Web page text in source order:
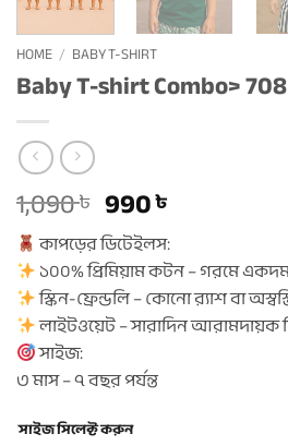
HOME / BABY T-SHIRT
Baby T-shirt Combo> 708
1,090৳ Original
price
was:
1,090 ৳ .
990৳
price
is:
990 ৳ .
কাপড়ের ডিটেইলস:
১০০% প্রিমিয়াম কটন – গরমে
স্কিন-ফ্রেন্ডলি – কোনো র‍্যাশ বা
লাইটওয়েট – সারাদিন
সাইজ:
৩ মাস – ৭ বছর পর্যন্ত
সাইজ সিলেক্ট করুন